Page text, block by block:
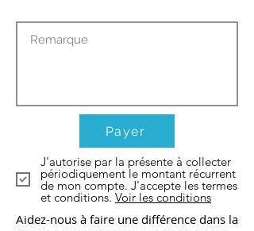
Payer
J'autorise par la présente à collecter
périodiquement le montant récurrent
de mon compte. J'accepte les termes
et conditions. Voir les conditions
Aidez-nous à faire une différence dans la